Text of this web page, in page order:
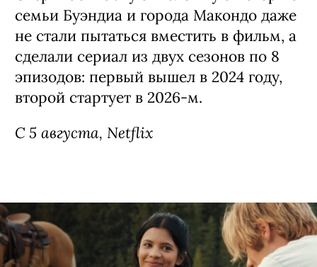
Сериал «Сто лет одиночества» / Cien
Años de Soledad, 1-я часть 2 сезона
(18+)
Первая в истории экранизация романа
лауреата Нобелевской премии
Габриэля Гарсия Маркеса — сняли ее
Сверхмасштабную и сложную историю
семьи Буэндиа и города Макондо даже